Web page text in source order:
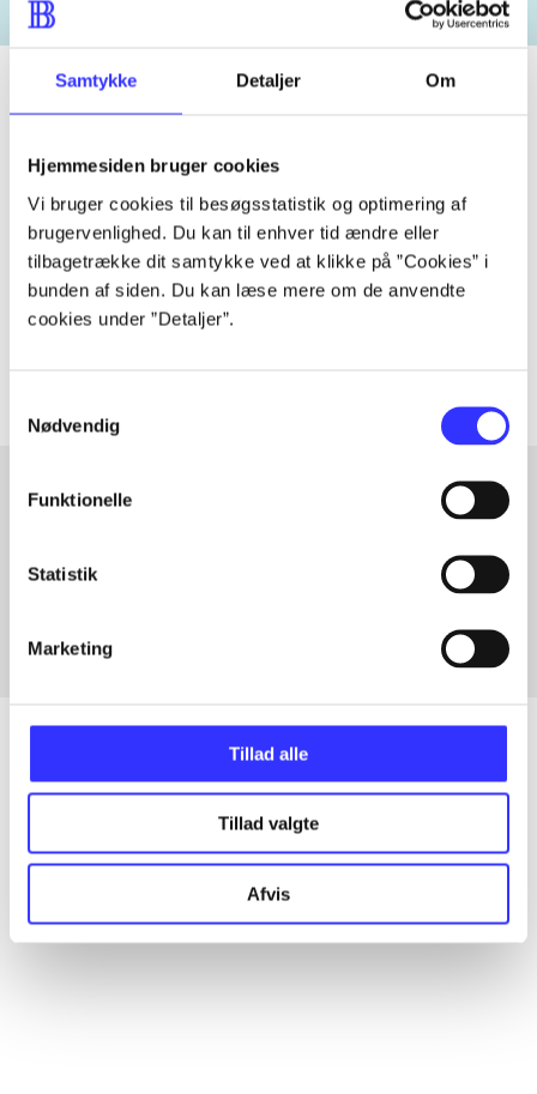
Samtykke Detaljer Om
Hjemmesiden bruger cookies
Vi bruger cookies til besøgsstatistik og optimering af
brugervenlighed. Du kan til enhver tid ændre eller
tilbagetrække dit samtykke ved at klikke på ”Cookies” i
bunden af siden. Du kan læse mere om de anvendte
cookies under ”Detaljer”.
Nødvendig
Funktionelle
Statistik
Marketing
Tillad alle
Tillad valgte
Afvis
Tidsskrift
Artiklen er en del af
lorem ipsum dolor sit amet ...
Tidsskrift
Artiklerne ihandler ofte om
Fra
Alle registrerede artikler fordelt på udgivelser